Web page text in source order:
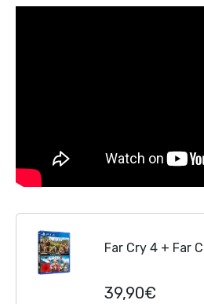
Far Cry 4 + Far
39,90€